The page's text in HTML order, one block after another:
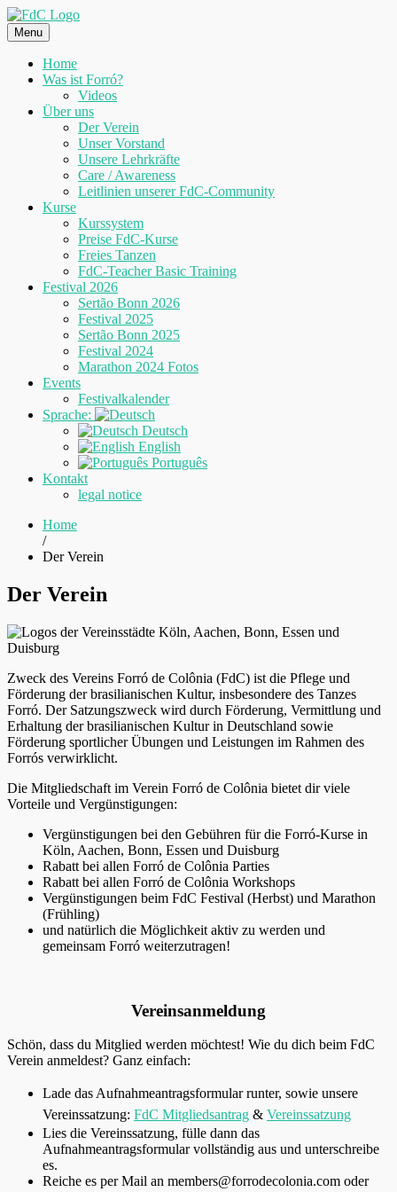
Skip
to
content
Menu
Home
Was ist Forró?
Videos
Über uns
Der Verein
Unser Vorstand
Unsere Lehrkräfte
Care / Awareness
Leitlinien unserer FdC-Community
Kurse
Kurssystem
Preise FdC-Kurse
Freies Tanzen
FdC-Teacher Basic Training
Festival 2026
Sertão Bonn 2026
Festival 2025
Sertão Bonn 2025
Festival 2024
Marathon 2024 Fotos
Events
Festivalkalender
Sprache:
Deutsch
English
Português
Kontakt
legal notice
Home
/
Der Verein
Der Verein
Zweck des Vereins Forró de Colônia (FdC) ist die Pflege und
Förderung der brasilianischen Kultur, insbesondere des Tanzes
Forró. Der Satzungszweck wird durch Förderung, Vermittlung und
Erhaltung der brasilianischen Kultur in Deutschland sowie
Förderung sportlicher Übungen und Leistungen im Rahmen des
Forrós verwirklicht.
Die Mitgliedschaft im Verein Forró de Colônia bietet dir viele
Vorteile und Vergünstigungen:
Vergünstigungen bei den Gebühren für die Forró-Kurse in
Köln, Aachen, Bonn, Essen und Duisburg
Rabatt bei allen Forró de Colônia Parties
Rabatt bei allen Forró de Colônia Workshops
Vergünstigungen beim FdC Festival (Herbst) und Marathon
(Frühling)
und natürlich die Möglichkeit aktiv zu werden und
gemeinsam Forró weiterzutragen!
Vereinsanmeldung
Schön, dass du Mitglied werden möchtest! Wie du dich beim FdC
Verein anmeldest? Ganz einfach:
Lade das Aufnahmeantragsformularrunter, sowie unsere
Vereinssatzung: FdC Mitgliedsantrag & Vereinssatzung
Lies die Vereinssatzung, fülle dann das
Aufnahmeantragsformular vollständig aus und unterschreibe
es.
Reiche es per Mail an members@forrodecolonia.com oder